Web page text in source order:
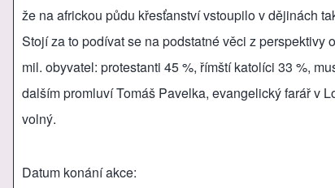
že na africkou půdu křesťanství vstoupilo v dějinách
Stojí za to podívat se na podstatné věci z
mil. obyvatel: protestanti 45 %, římští katolíci 33 %,
dalším promluví Tomáš Pavelka, evangelický farář v
volný.
Datum konání akce